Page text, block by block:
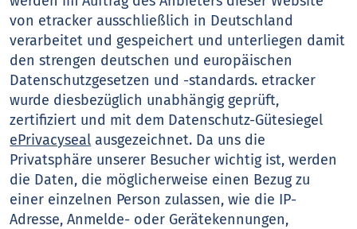
von etracker ausschließlich in Deutschland
verarbeitet und gespeichert und unterliegen damit
den strengen deutschen und europäischen
Datenschutzgesetzen und -standards. etracker
wurde diesbezüglich unabhängig geprüft,
zertifiziert und mit dem Datenschutz-Gütesiegel
ePrivacyseal ausgezeichnet. Da uns die
Privatsphäre unserer Besucher wichtig ist, werden
die Daten, die möglicherweise einen Bezug zu
einer einzelnen Person zulassen, wie die IP-
Adresse, Anmelde- oder Gerätekennungen,